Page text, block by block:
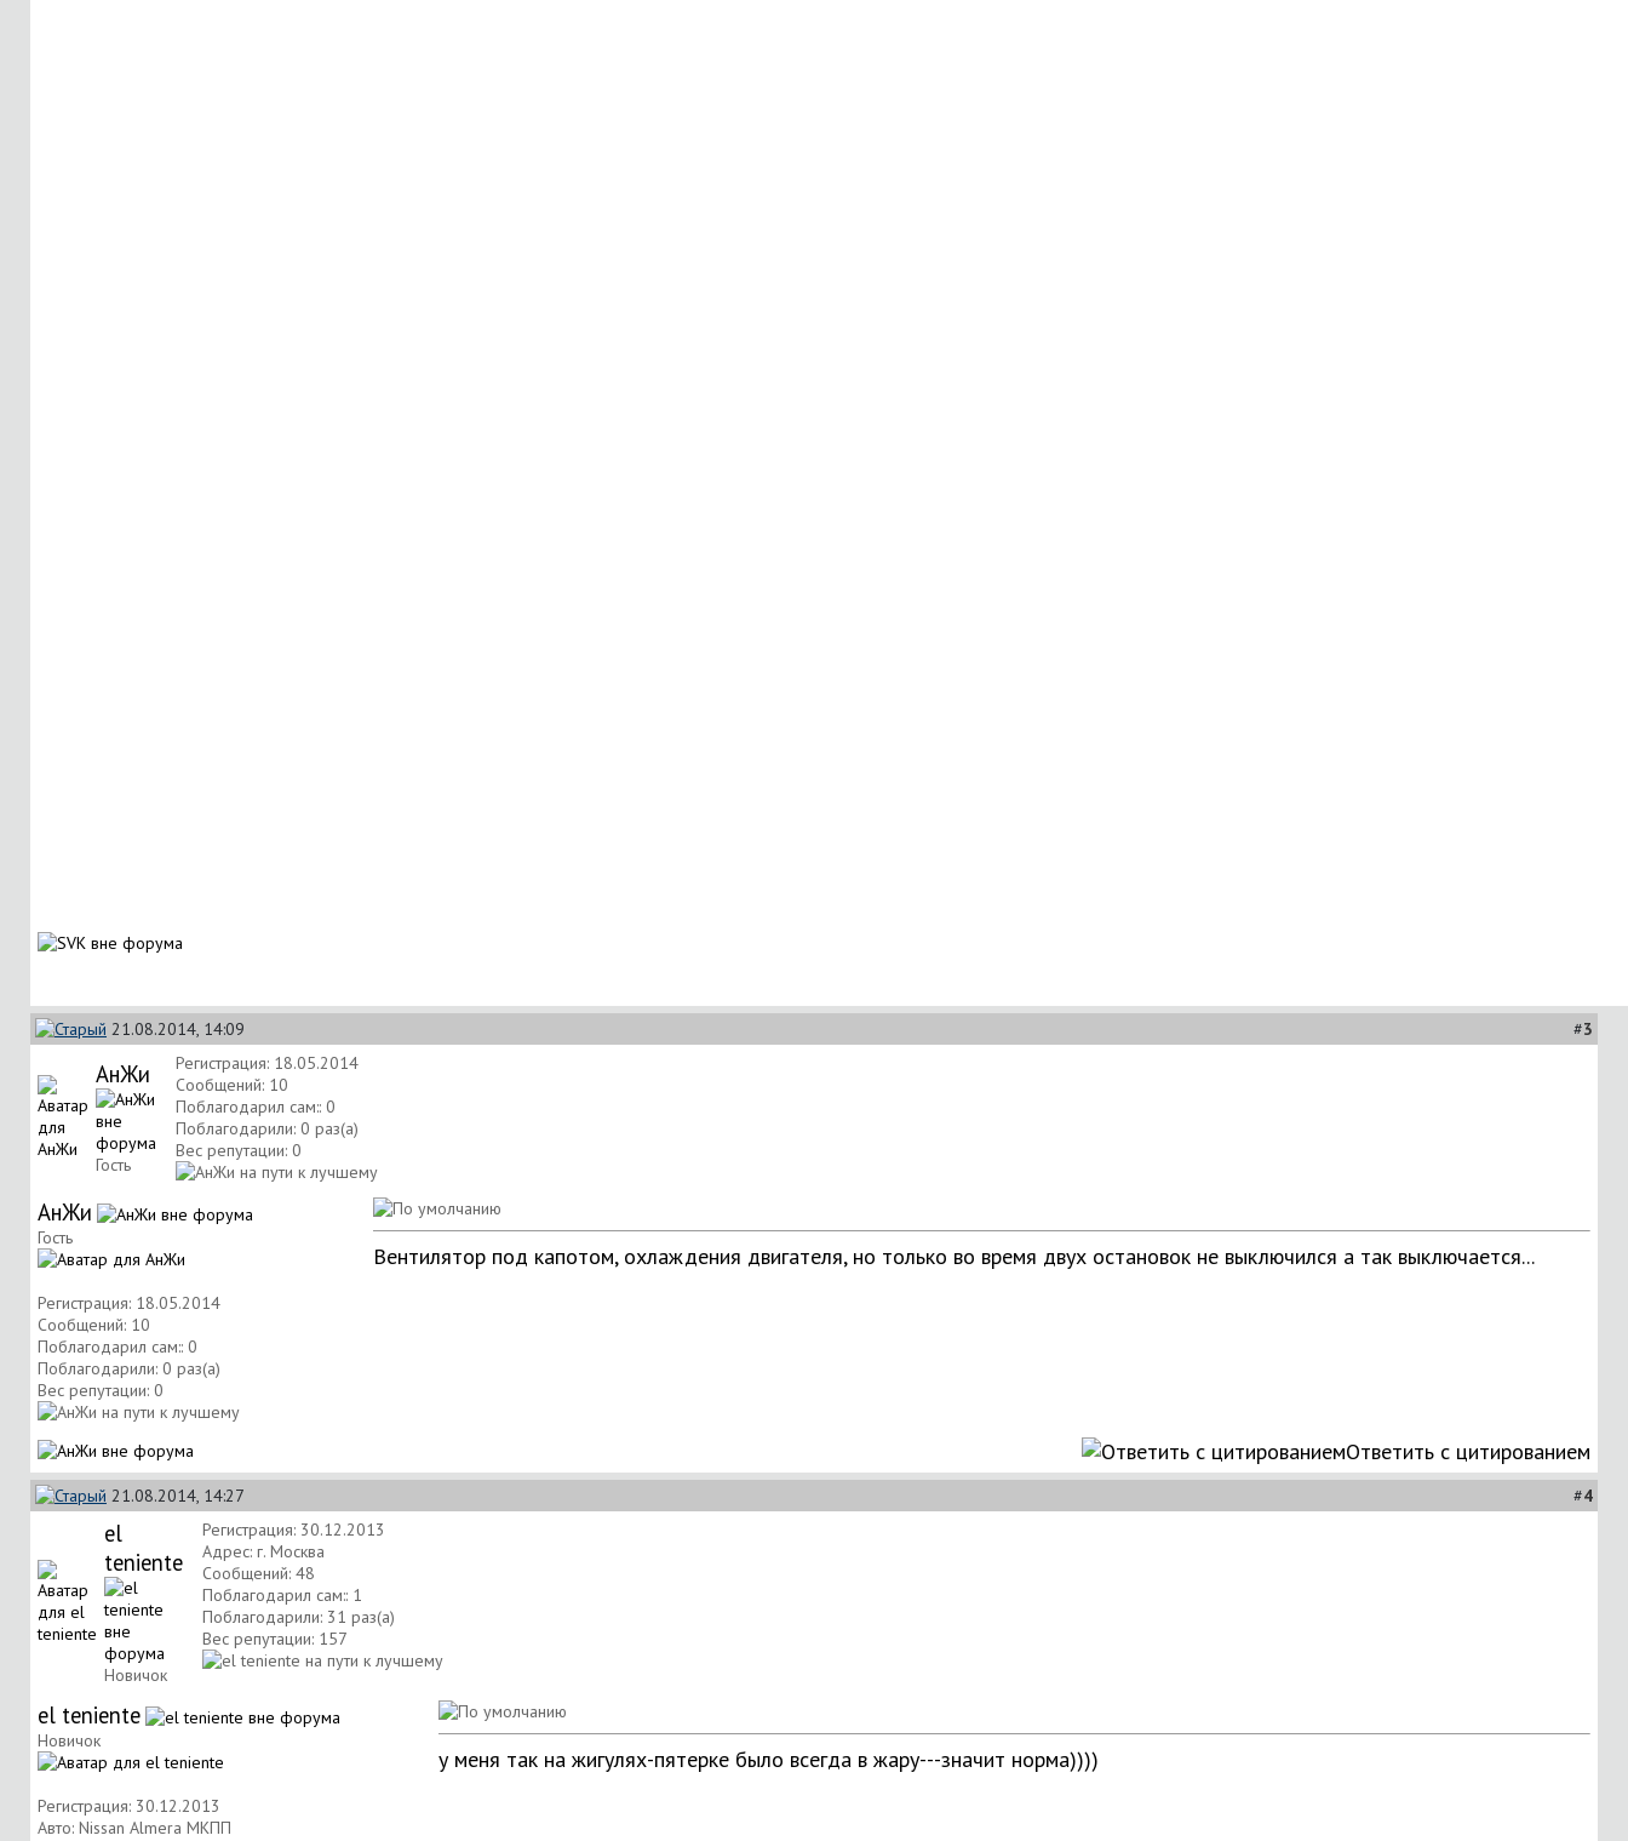
21.08.2014, 14:09 #3
АнЖи
Гость
Регистрация: 18.05.2014
Сообщений: 10
Поблагодарил сам:: 0
Поблагодарили: 0 раз(а)
Вес репутации: 0
АнЖи
Гость
Регистрация: 18.05.2014
Сообщений: 10
Поблагодарил сам:: 0
Поблагодарили: 0 раз(а)
Вес репутации: 0
Вентилятор под капотом, охлаждения двигателя, но только во время двух остановок не выключился а так выключается...
Ответить с цитированием
21.08.2014, 14:27 #4
el
teniente
Новичок
Регистрация: 30.12.2013
Адрес: г. Москва
Сообщений: 48
Поблагодарил сам:: 1
Поблагодарили: 31 раз(а)
Вес репутации: 157
el teniente
Новичок
Регистрация: 30.12.2013
Авто: Nissan Almera МКПП
у меня так на жигулях-пятерке было всегда в жару---значит норма))))